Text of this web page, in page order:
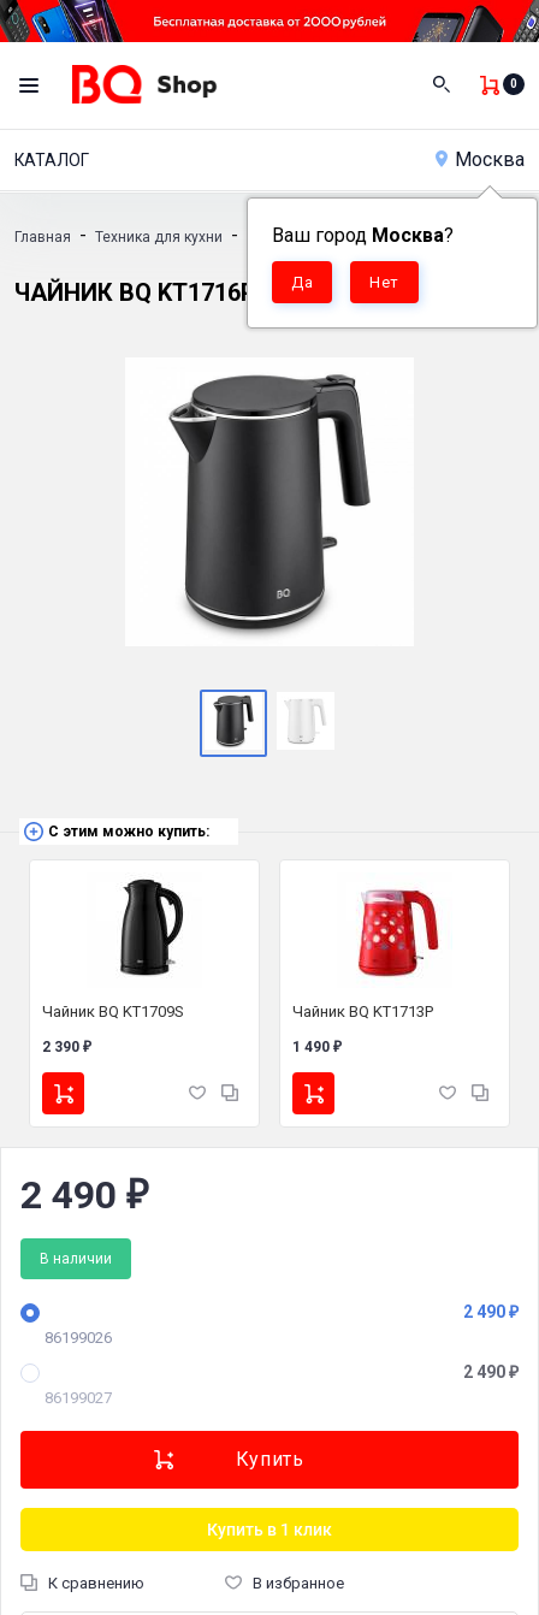
0
КАТАЛОГ Москва
Ваш город Москва?
Главная - Техника для кухни - Электрочайники - Чайник BQ KT1716P
ЧАЙНИК BQ KT1716P
С этим можно купить:
Чайник BQ KT1709S
2 390 ₽
Чайник BQ KT1713P
1 490 ₽
2 490 ₽
В наличии
2 490 ₽
86199026
2 490 ₽
86199027
Купить в 1 клик
К сравнению В избранное